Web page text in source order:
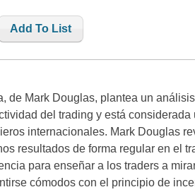
Add To List
de Mark Douglas, plantea un
del trading y está
internacionales. Mark Douglas
resultados de forma regular en el
para enseñar a los traders a
cómodos con el principio de